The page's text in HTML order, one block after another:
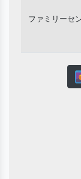
ファミリーセ